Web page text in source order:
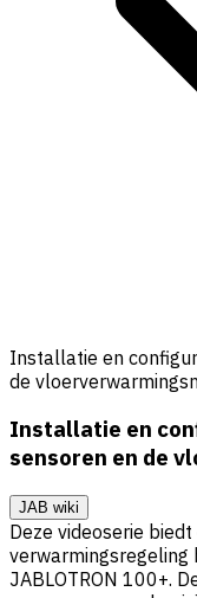
Installatie en
de
Installatie en
sensoren en de
JAB wiki
Deze videoserie
verwarmingsregeling
JABLOTRON 100+.